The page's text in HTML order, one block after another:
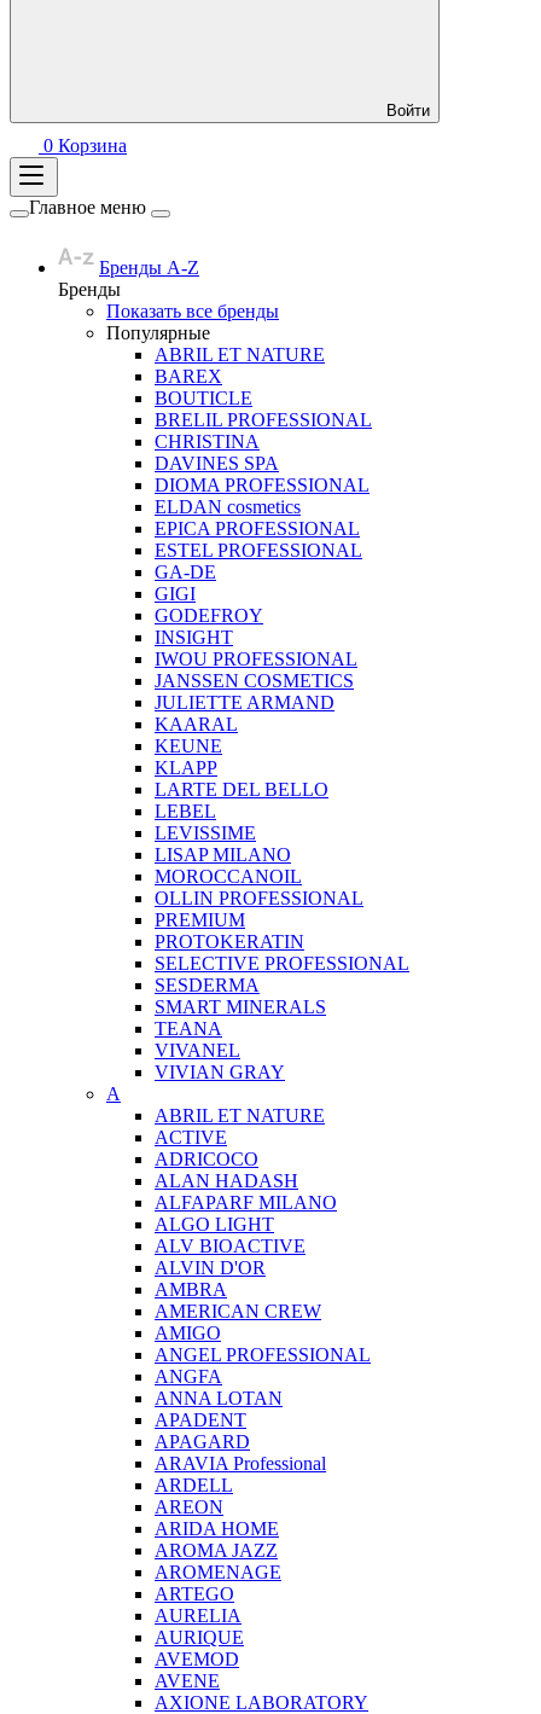
Войти
0 Корзина
Главное меню
Бренды A-Z
Бренды
Показать все бренды
Популярные
ABRIL ET NATURE
BAREX
BOUTICLE
BRELIL PROFESSIONAL
CHRISTINA
DAVINES SPA
DIOMA PROFESSIONAL
ELDAN cosmetics
EPICA PROFESSIONAL
ESTEL PROFESSIONAL
GA-DE
GIGI
GODEFROY
INSIGHT
IWOU PROFESSIONAL
JANSSEN COSMETICS
JULIETTE ARMAND
KAARAL
KEUNE
KLAPP
LARTE DEL BELLO
LEBEL
LEVISSIME
LISAP MILANO
MOROCCANOIL
OLLIN PROFESSIONAL
PREMIUM
PROTOKERATIN
SELECTIVE PROFESSIONAL
SESDERMA
SMART MINERALS
TEANA
VIVANEL
VIVIAN GRAY
A
ABRIL ET NATURE
ACTIVE
ADRICOCO
ALAN HADASH
ALFAPARF MILANO
ALGO LIGHT
ALV BIOACTIVE
ALVIN D'OR
AMBRA
AMERICAN CREW
AMIGO
ANGEL PROFESSIONAL
ANGFA
ANNA LOTAN
APADENT
APAGARD
ARAVIA Professional
ARDELL
AREON
ARIDA HOME
AROMA JAZZ
AROMENAGE
ARTEGO
AURELIA
AURIQUE
AVEMOD
AVENE
AXIONE LABORATORY